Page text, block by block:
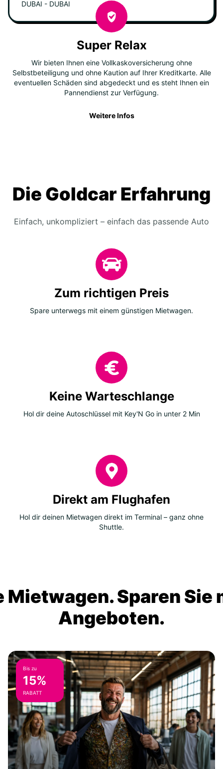
DUBAI - DUBAI
Super Relax
Wir bieten Ihnen eine Vollkaskoversicherung ohne
Selbstbeteiligung und ohne Kaution auf Ihrer Kreditkarte. Alle
eventuellen Schäden sind abgedeckt und es steht Ihnen ein
Pannendienst zur Verfügung.
Weitere Infos
Die Goldcar Erfahrung
Einfach, unkompliziert – einfach das passende Auto
Zum richtigen Preis
Spare unterwegs mit einem günstigen Mietwagen.
Keine Warteschlange
Hol dir deine Autoschlüssel mit Key'N Go in unter 2 Min
Direkt am Flughafen
Hol dir deinen Mietwagen direkt im Terminal – ganz ohne
Shuttle.
Mietwagen. Sparen Sie
Angeboten.
Bis zu
15%
RABATT